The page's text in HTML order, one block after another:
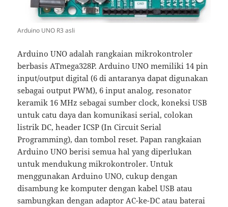
Arduino UNO R3 asli
Arduino UNO adalah rangkaian mikrokontroler
berbasis ATmega328P. Arduino UNO memiliki 14 pin
input/output digital (6 di antaranya dapat digunakan
sebagai output PWM), 6 input analog, resonator
keramik 16 MHz sebagai sumber clock, koneksi USB
untuk catu daya dan komunikasi serial, colokan
listrik DC, header ICSP (In Circuit Serial
Programming), dan tombol reset. Papan rangkaian
Arduino UNO berisi semua hal yang diperlukan
untuk mendukung mikrokontroler. Untuk
menggunakan Arduino UNO, cukup dengan
disambung ke komputer dengan kabel USB atau
sambungkan dengan adaptor AC-ke-DC atau baterai